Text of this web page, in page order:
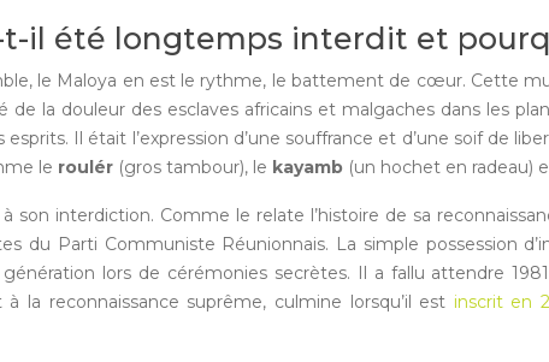
t-il été longtemps interdit et
le Maloya en est le rythme, le battement de cœur. Cette
de la douleur des esclaves africains et malgaches dans les
Il était l’expression d’une souffrance et d’une soif de
le roulér (gros tambour), le kayamb (un hochet en radeau)
interdiction. Comme le relate l’histoire de sa
du Parti Communiste Réunionnais. La simple possession
lors de cérémonies secrètes. Il a fallu attendre
la reconnaissance suprême, culmine lorsqu’il est inscrit en